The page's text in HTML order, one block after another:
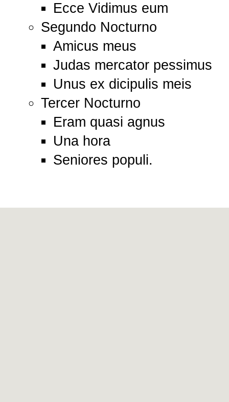
Ecce Vidimus eum
Segundo Nocturno
Amicus meus
Judas mercator pessimus
Unus ex dicipulis meis
Tercer Nocturno
Eram quasi agnus
Una hora
Seniores populi.